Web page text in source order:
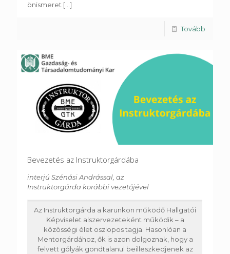
önismeret [...]
Tovább
Bevezetés az Instruktorgárdába
interjú Szénási Andrással, az
Instruktorgárda korábbi vezetőjével
Az Instruktorgárda a karunkon működő Hallgatói
Képviselet alszervezeteként működik – a
közösségi élet oszlopos tagja. Hasonlóan a
Mentorgárdához, ők is azon dolgoznak, hogy a
felvett gólyák gondtalanul beilleszkedjenek az